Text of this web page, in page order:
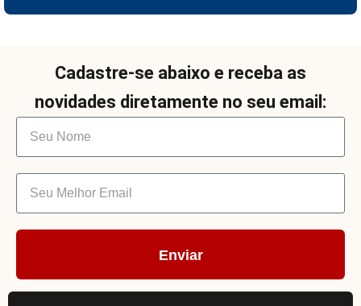
Cadastre-se abaixo e receba as
novidades diretamente no seu email:
Enviar